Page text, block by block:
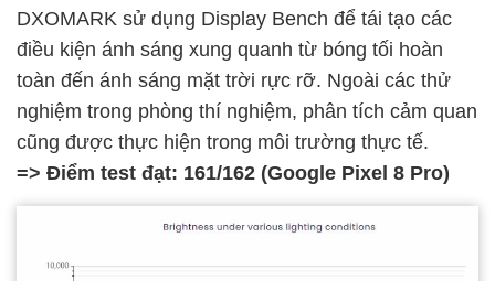
DXOMARK sử dụng Display Bench để tái tạo các
điều kiện ánh sáng xung quanh từ bóng tối hoàn
toàn đến ánh sáng mặt trời rực rỡ. Ngoài các thử
nghiệm trong phòng thí nghiệm, phân tích cảm quan
cũng được thực hiện trong môi trường thực tế.
=> Điểm test đạt: 161/162 (Google Pixel 8 Pro)